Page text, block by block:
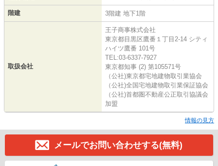
階建 3階建 地下1階
取扱会社
王子商事株式会社
東京都目黒区鷹番１丁目2-14 シティ
ハイツ鷹番 101号
TEL:03-6337-7927
東京都知事 (2) 第105571号
（公社)東京都宅地建物取引業協会
（公社)全国宅地建物取引業保証協会
（公社)首都圏不動産公正取引協議会
加盟
情報の見方
メールでお問い合わせする(無料)